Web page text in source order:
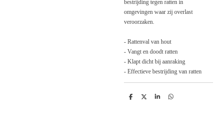
bestrijding tegen ratten in
omgevingen waar zij overlast
veroorzaken.
- Rattenval van hout
- Vangt en doodt ratten
- Klapt dicht bij aanraking
- Effectieve bestrijding van ratten
D
D
S
D